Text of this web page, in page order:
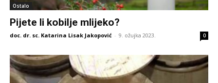
Ostalo
Pijete li kobilje mlijeko?
doc. dr. sc. Katarina Lisak Jakopović - 9. ožujka 2023. 0